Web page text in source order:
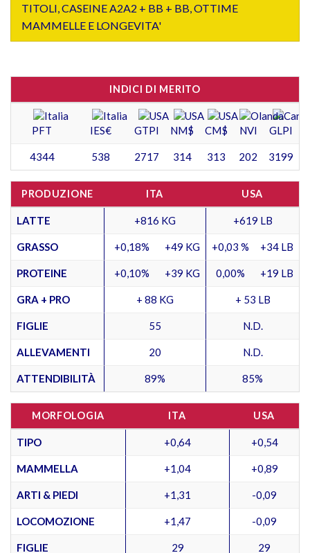
TITOLI, CASEINE A2A2 + BB + BB, OTTIME
MAMMELLE E LONGEVITA'
INDICI DI MERITO
PFT IES€ GTPI NM$ CM$ NVI GLPI
4344 538 2717 314 313 202 3199
PRODUZIONE ITA USA
LATTE +816 KG +619 LB
GRASSO +0,18% +49 KG +0,03 % +34 LB
PROTEINE +0,10% +39 KG 0,00% +19 LB
GRA + PRO + 88 KG + 53 LB
FIGLIE 55 N.D.
ALLEVAMENTI 20 N.D.
ATTENDIBILITÀ 89% 85%
MORFOLOGIA ITA USA
TIPO +0,64 +0,54
MAMMELLA +1,04 +0,89
ARTI & PIEDI +1,31 -0,09
LOCOMOZIONE +1,47 -0,09
FIGLIE 29 29